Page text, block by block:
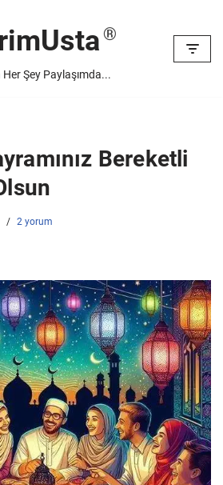
Her Şey Paylaşımda...
Bereketli
2 yorum